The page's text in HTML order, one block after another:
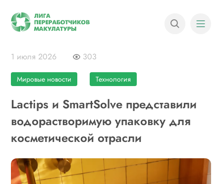
1 июля 2026 303
Мировые новости Технология
Lactips и SmartSolve представили
водорастворимую упаковку для
косметической отрасли